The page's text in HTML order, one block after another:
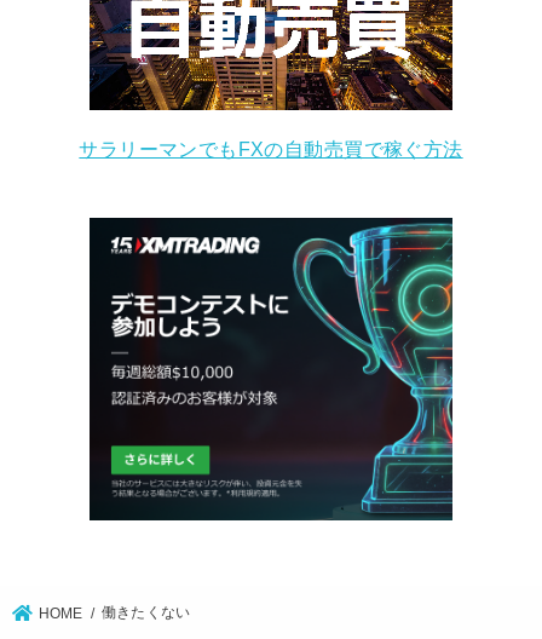
サラリーマンでもFXの自動売買で稼ぐ方法
HOME 働きたくない